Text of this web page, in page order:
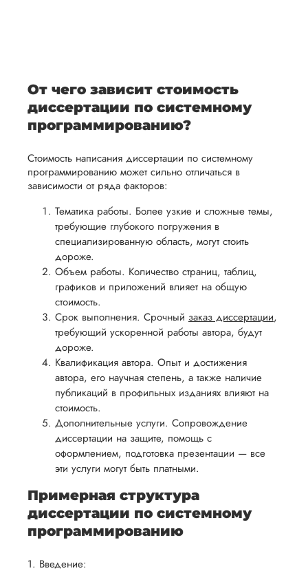
темы.
готовы
предоставить
помощь
подготовке
презентации
и речи
перед
защитой.
Наша
цель -
обеспечить
уверенность
в своей
работе и
помочь
вам
пройти
процесс
защиты
работы.
и
проведения
проверки
работы,
установленная
сумма
будет
возвращена
заказчику.
стремимся
осуществлять
процесс
возврата
способом,
удобным
для вас,
разумные
сроки
после
утверждения
запроса
на
возврат.
работы. В
начале
сотрудничества
мы
обсудим
и
договоримся
о сроках
выполнения,
учесть
все
аспекты
написания
От чего зависит стоимость
диссертации по системному
программированию?
Стоимость написания диссертации по системному
программированию может сильно отличаться в
зависимости от ряда факторов:
Тематика работы. Более узкие и сложные темы,
требующие глубокого погружения в
специализированную область, могут стоить
дороже.
Объем работы. Количество страниц, таблиц,
графиков и приложений влияет на общую
стоимость.
Срок выполнения. Срочный заказ диссертации,
требующий ускоренной работы автора, будут
дороже.
Квалификация автора. Опыт и достижения
автора, его научная степень, а также наличие
публикаций в профильных изданиях влияют на
стоимость.
Дополнительные услуги. Сопровождение
диссертации на защите, помощь с
оформлением, подготовка презентации — все
эти услуги могут быть платными.
Примерная структура
диссертации по системному
программированию
1. Введение: